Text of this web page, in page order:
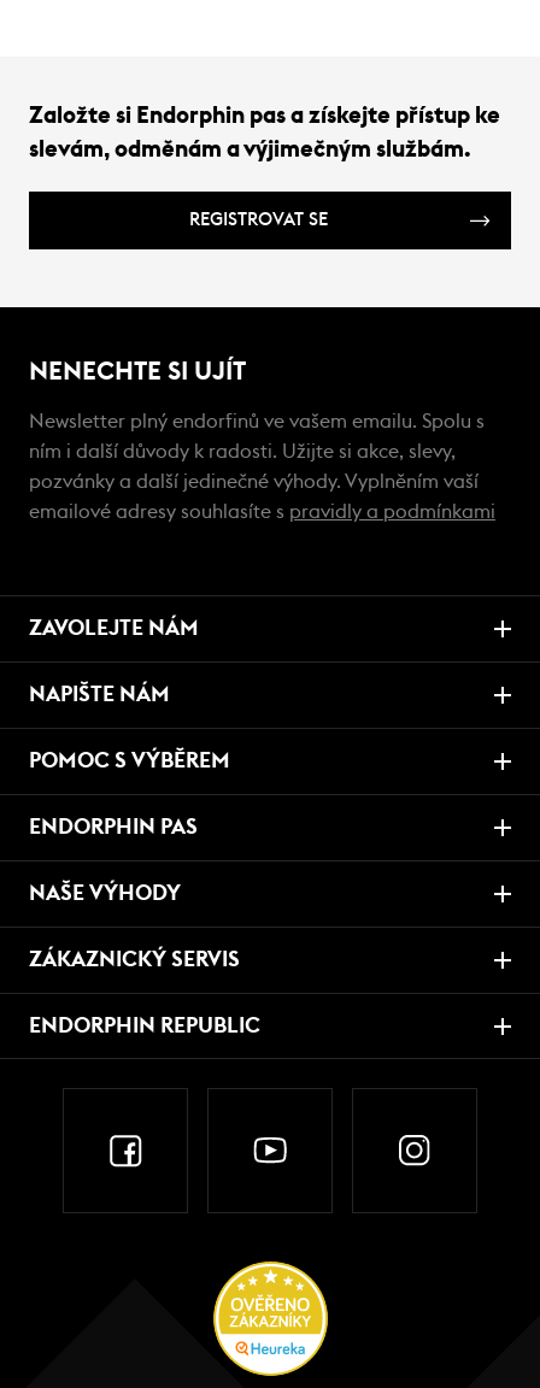
Založte si Endorphin pas a získejte přístup ke
slevám, odměnám a výjimečným službám.
REGISTROVAT SE
NENECHTE SI UJÍT
Newsletter plný endorfinů ve vašem emailu. Spolu s
ním i další důvody k radosti. Užijte si akce, slevy,
pozvánky a další jedinečné výhody. Vyplněním vaší
emailové adresy souhlasíte s pravidly a podmínkami
ZAVOLEJTE NÁM
NAPIŠTE NÁM
POMOC S VÝBĚREM
ENDORPHIN PAS
NAŠE VÝHODY
ZÁKAZNICKÝ SERVIS
ENDORPHIN REPUBLIC